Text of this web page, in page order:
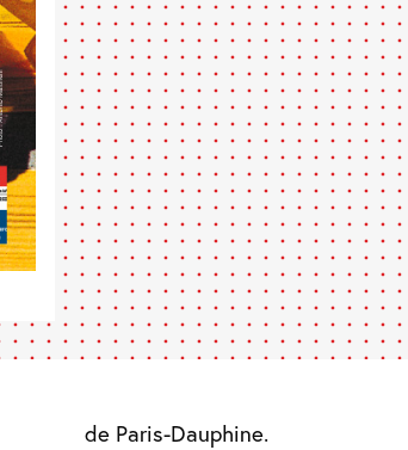
de Paris-Dauphine.